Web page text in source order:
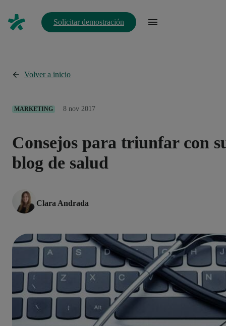
Solicitar demostración
Volver a inicio
MARKETING 8 nov 2017
Consejos para triunfar con
blog de salud
Clara Andrada